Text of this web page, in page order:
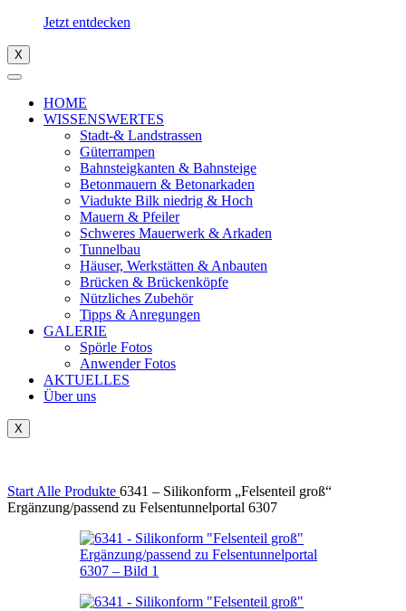
Jetzt entdecken
X
HOME
WISSENSWERTES
Stadt-& Landstrassen
Güterrampen
Bahnsteigkanten & Bahnsteige
Betonmauern & Betonarkaden
Viadukte Bilk niedrig & Hoch
Mauern & Pfeiler
Schweres Mauerwerk & Arkaden
Tunnelbau
Häuser, Werkstätten & Anbauten
Brücken & Brückenköpfe
Nützliches Zubehör
Tipps & Anregungen
GALERIE
Spörle Fotos
Anwender Fotos
AKTUELLES
Über uns
X
Start Alle Produkte 6341 – Silikonform „Felsenteil groß“
Ergänzung/passend zu Felsentunnelportal 6307